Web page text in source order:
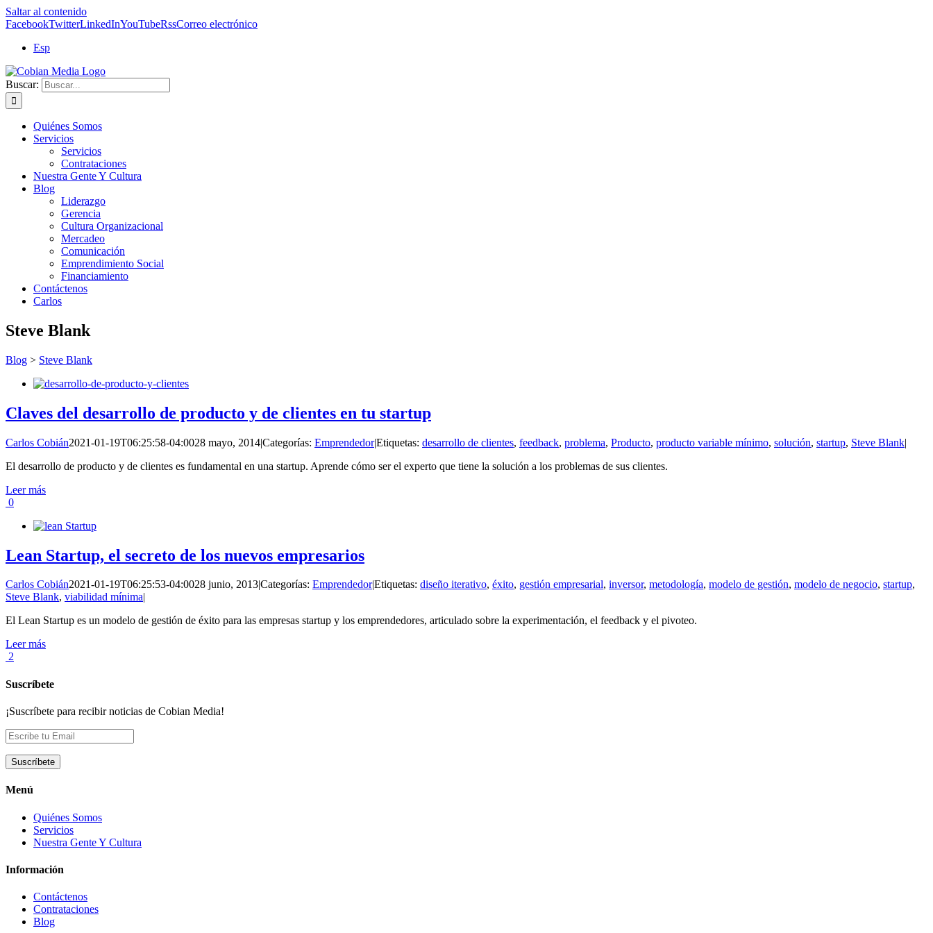
Saltar al contenido
FacebookTwitterLinkedInYouTubeRssCorreo electrónico
Esp
Buscar:
Quiénes Somos
Servicios
Servicios
Contrataciones
Nuestra Gente Y Cultura
Blog
Liderazgo
Gerencia
Cultura Organizacional
Mercadeo
Comunicación
Emprendimiento Social
Financiamiento
Contáctenos
Carlos
Steve Blank
Blog > Steve Blank
Claves del desarrollo de producto y de clientes en tu startup
Carlos Cobián2021-01-19T06:25:58-04:0028 mayo, 2014|Categorías: Emprendedor|Etiquetas: desarrollo de clientes, feedback, problema, Producto, producto variable mínimo, solución, startup, Steve Blank|
El desarrollo de producto y de clientes es fundamental en una startup. Aprende cómo ser el experto que tiene la solución a los problemas de sus clientes.
Leer más
0
Lean Startup, el secreto de los nuevos empresarios
Carlos Cobián2021-01-19T06:25:53-04:0028 junio, 2013|Categorías: Emprendedor|Etiquetas: diseño iterativo, éxito, gestión empresarial, inversor, metodología, modelo de gestión, modelo de negocio, startup,
Steve Blank, viabilidad mínima|
El Lean Startup es un modelo de gestión de éxito para las empresas startup y los emprendedores, articulado sobre la experimentación, el feedback y el pivoteo.
Leer más
2
Suscríbete
¡Suscríbete para recibir noticias de Cobian Media!
Menú
Quiénes Somos
Servicios
Nuestra Gente Y Cultura
Información
Contáctenos
Contrataciones
Blog